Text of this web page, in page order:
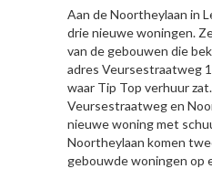
Aan de Noortheylaan in
drie nieuwe woningen.
van de gebouwen die
adres Veursestraatweg
waar Tip Top verhuur
Veursestraatweg en
nieuwe woning met
Noortheylaan komen
gebouwde woningen op